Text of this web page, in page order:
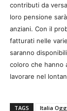
contributi da
loro pensione
anziani. Con il
fatturati nelle
saranno
coloro che hanno
lavorare nel
TAGS Italia